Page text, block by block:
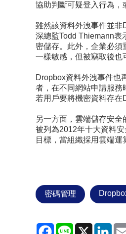
協助判斷可疑登入行為，
雖然該資料外洩事件並非
深總監Todd Thiemann表
密儲存。此外，企業必
一樣敏感，但被竊取後也
Dropbox資料外洩事件也
者，在不同網站申請服務
若用戶要將機密資料存在
另一方面，雲端儲存安
被列為2012年十大資料
目標，當組織採用雲端運
密碼管理
Facebook
Line X